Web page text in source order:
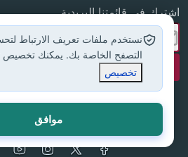
اشترك في قائمتنا البريدية
جميع الحقوق محفوظة لموقع إسلام
نستخدم ملفات تعريف الارتباط
التصفح الخاصة بك. يمكنك تخصيص
تخصيص
موافق